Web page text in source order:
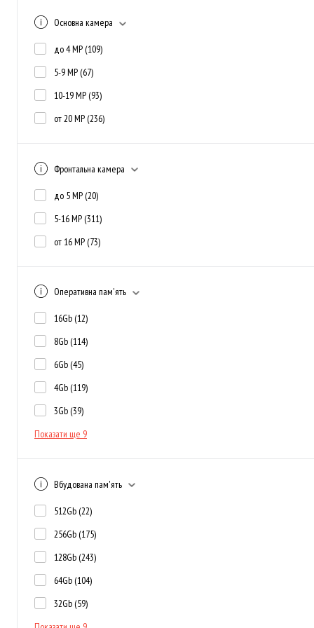
Основна камера
до 4 MP (109)
5-9 MP (67)
10-19 MP (93)
от 20 MP (236)
Фронтальна камера
до 5 MP (20)
5-16 MP (311)
от 16 MP (73)
Оперативна пам'ять
16Gb (12)
8Gb (114)
6Gb (45)
4Gb (119)
3Gb (39)
Показати ще 9
Вбудована пам'ять
512Gb (22)
256Gb (175)
128Gb (243)
64Gb (104)
32Gb (59)